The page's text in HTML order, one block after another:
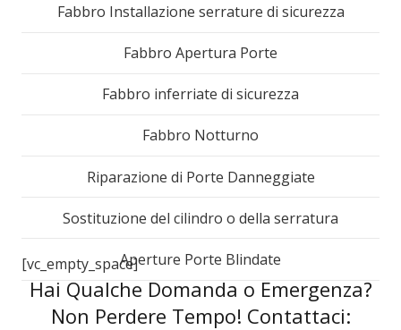
Fabbro Installazione serrature di sicurezza
Fabbro Apertura Porte
Fabbro inferriate di sicurezza
Fabbro Notturno
Riparazione di Porte Danneggiate
Sostituzione del cilindro o della serratura
Aperture Porte Blindate
[vc_empty_space]
Hai Qualche Domanda o Emergenza?
Non Perdere Tempo! Contattaci: